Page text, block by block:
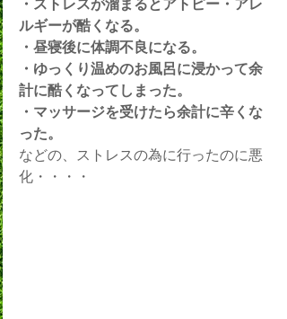
ルギーが酷くなる。
・昼寝後に体調不良になる。
・ゆっくり温めのお風呂に浸かって余
計に酷くなってしまった。
・マッサージを受けたら余計に辛くな
った。
などの、ストレスの為に行ったのに悪
化・・・・